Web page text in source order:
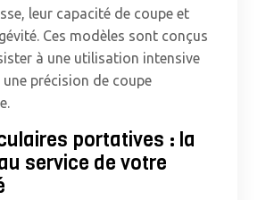
leur capacité de coupe et
Ces modèles sont conçus
à une utilisation intensive
précision de coupe
portatives : la
service de votre